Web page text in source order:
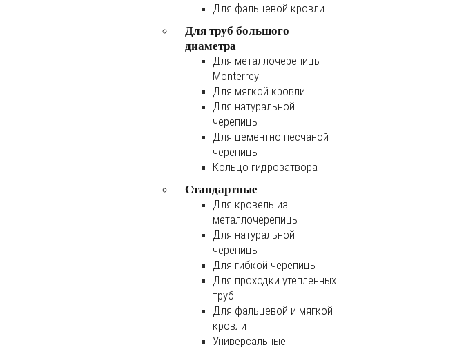
Для фальцевой кровли
Для труб большого
диаметра
Для металлочерепицы
Monterrey
Для мягкой кровли
Для натуральной
черепицы
Для цементно песчаной
черепицы
Кольцо гидрозатвора
Стандартные
Для кровель из
металлочерепицы
Для натуральной
черепицы
Для гибкой черепицы
Для проходки утепленных
труб
Для фальцевой и мягкой
кровли
Универсальные